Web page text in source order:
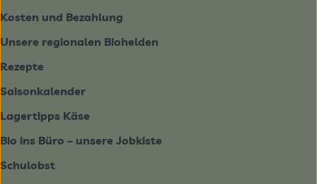
Kosten und Bezahlung
Unsere regionalen Biohelden
Rezepte
Saisonkalender
Lagertipps Käse
Bio ins Büro – unsere Jobkiste
Schulobst